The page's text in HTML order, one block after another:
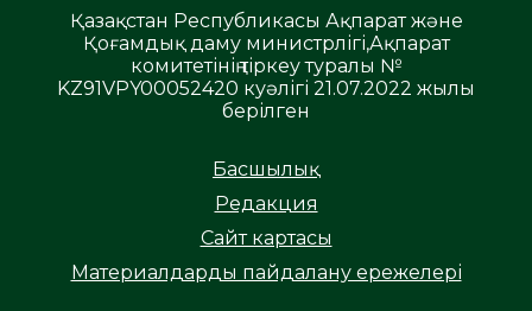
Қазақстан Республикасы Ақпарат және
Қоғамдық даму министрлігі,Ақпарат
комитетінің тіркеу туралы №
KZ91VPY00052420 куәлігі 21.07.2022 жылы
берілген
Басшылық
Редакция
Сайт картасы
Материалдарды пайдалану ережелері